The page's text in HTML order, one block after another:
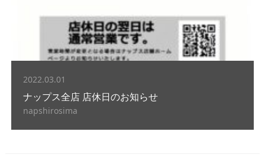
2022.03.01
ナップス全店 店休日のお知らせ
napshirosima